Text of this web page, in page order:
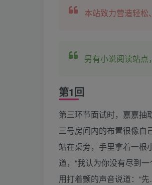
本站致力营造轻松
另有小说阅读站点
第1回
第三环节面试时，嘉嘉抽
三号房间内的布置很像自
站在桌旁，手里拿着一根
道，“我认为你没有尽到
用打着颤的声音说道：“